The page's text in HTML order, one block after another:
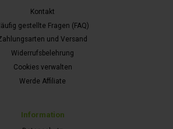
Kontakt
gestellte Fragen (FAQ)
und Versand
Widerrufsbelehrung
Cookies verwalten
Werde Affiliate
Information